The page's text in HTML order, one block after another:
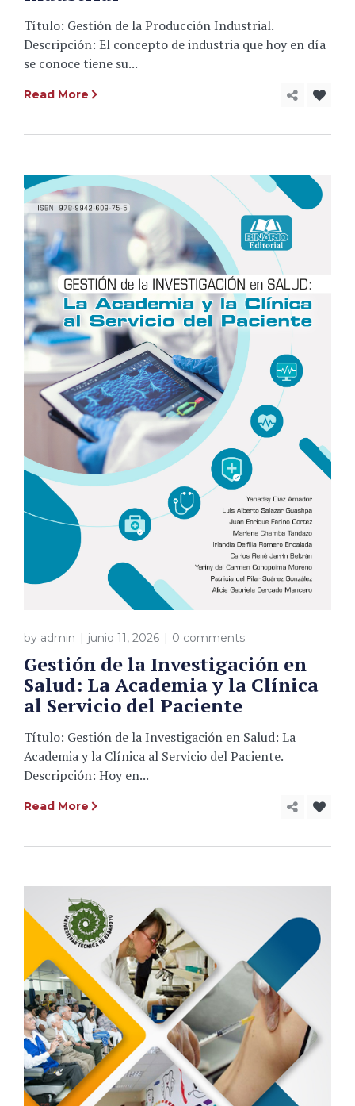
Título: Gestión de la Producción Industrial.
Descripción: El concepto de industria que hoy en día
se conoce tiene su...
Read More
by admin junio 11, 2026 0 comments
Gestión de la Investigación en
Salud: La Academia y la Clínica
al Servicio del Paciente
Título: Gestión de la Investigación en Salud: La
Academia y la Clínica al Servicio del Paciente.
Descripción: Hoy en...
Read More